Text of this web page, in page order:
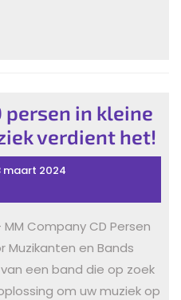
persen in kleine
verdient het!
maart 2024
Company CD Persen
Muzikanten en Bands
een band die op zoek
om uw muziek op